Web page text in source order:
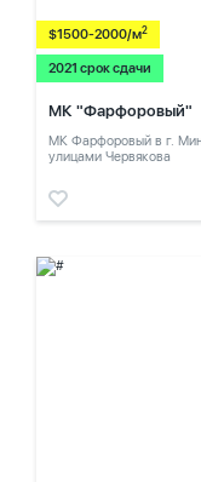
$1500-2000/м2
2021 срок сдачи
МК "Фарфоровый"
МК Фарфоровый в г.
улицами Червякова